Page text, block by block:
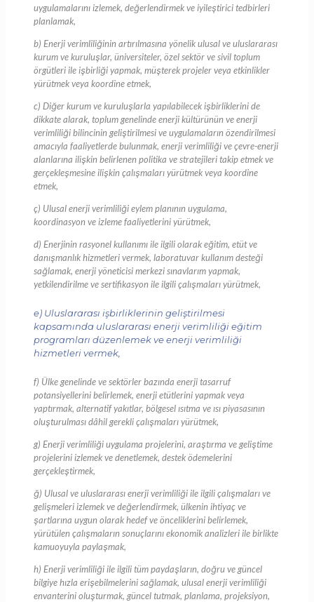
uygulamalarını izlemek, değerlendirmek ve iyileştirici tedbirleri
planlamak,
b) Enerji verimliliğinin artırılmasına yönelik ulusal ve uluslararası
kurum ve kuruluşlar, üniversiteler, özel sektör ve sivil toplum
örgütleri ile işbirliği yapmak, müşterek projeler veya etkinlikler
yürütmek veya koordine etmek,
c) Diğer kurum ve kuruluşlarla yapılabilecek işbirliklerini de
dikkate alarak, toplum genelinde enerji kültürünün ve enerji
verimliliği bilincinin geliştirilmesi ve uygulamaların özendirilmesi
amacıyla faaliyetlerde bulunmak, enerji verimliliği ve çevre-enerji
alanlarına ilişkin belirlenen politika ve stratejileri takip etmek ve
gerçekleşmesine ilişkin çalışmaları yürütmek veya koordine
etmek,
ç) Ulusal enerji verimliliği eylem planının uygulama,
koordinasyon ve izleme faaliyetlerini yürütmek,
d) Enerjinin rasyonel kullanımı ile ilgili olarak eğitim, etüt ve
danışmanlık hizmetleri vermek, laboratuvar kullanım desteği
sağlamak, enerji yöneticisi merkezi sınavlarım yapmak,
yetkilendirilme ve sertifikasyon ile ilgili çalışmaları yürütmek,
e) Uluslararası işbirliklerinin geliştirilmesi
kapsamında uluslararası enerji verimliliği eğitim
programları düzenlemek ve enerji verimliliği
hizmetleri vermek,
f) Ülke genelinde ve sektörler bazında enerji tasarruf
potansiyellerini belirlemek, enerji etütlerini yapmak veya
yaptırmak, alternatif yakıtlar, bölgesel ısıtma ve ısı piyasasının
oluşturulması dâhil gerekli çalışmaları yürütmek,
g) Enerji verimliliği uygulama projelerini, araştırma ve geliştime
projelerini izlemek ve denetlemek, destek ödemelerini
gerçekleştirmek,
ğ) Ulusal ve uluslararası enerji verimliliği ile ilgili çalışmaları ve
gelişmeleri izlemek ve değerlendirmek, ülkenin ihtiyaç ve
şartlarına uygun olarak hedef ve önceliklerini belirlemek,
yürütülen çalışmaların sonuçlarını ekonomik analizleri ile birlikte
kamuoyuyla paylaşmak,
h) Enerji verimliliği ile ilgili tüm paydaşların, doğru ve güncel
bilgiye hızla erişebilmelerini sağlamak, ulusal enerji verimliliği
envanterini oluşturmak, güncel tutmak, planlama, projeksiyon,